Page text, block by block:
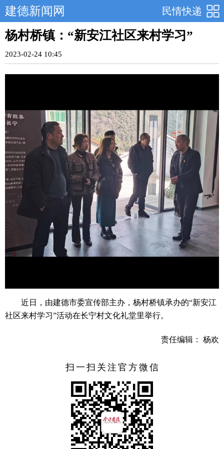
民情快递
建德新闻网
杨村桥镇：“新安江社区来村学习”
2023-02-24 10:45
近日，由建德市委宣传部主办，杨村桥镇承办的“新安江
社区来村学习”活动在长宁村文化礼堂里举行。
责任编辑： 杨欢
扫一扫关注官方微信